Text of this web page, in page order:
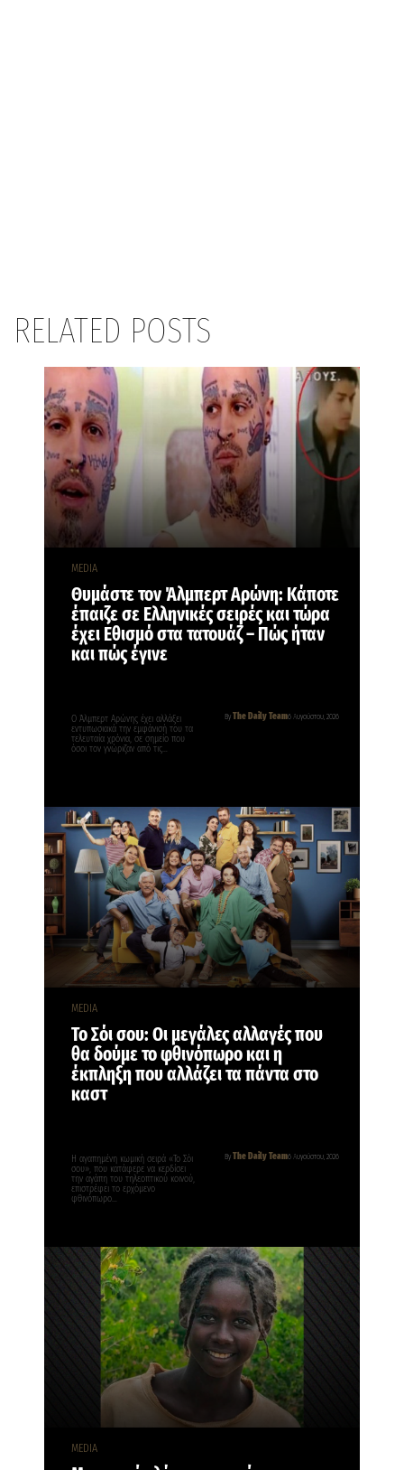
RELATED POSTS
MEDIA
Θυμάστε τον Άλμπερτ Αρώνη: Κάποτε
έπαιζε σε Ελληνικές σειρές και τώρα
έχει Εθισμό στα τατουάζ – Πώς ήταν
και πώς έγινε
By The Daily Team6 Αυγούστου, 2026
Ο Άλμπερτ Αρώνης έχει αλλάξει
εντυπωσιακά την εμφάνισή του τα
τελευταία χρόνια, σε σημείο που
όσοι τον γνώριζαν από τις…
MEDIA
Το Σόι σου: Οι μεγάλες αλλαγές που
θα δούμε το φθινόπωρο και η
έκπληξη που αλλάζει τα πάντα στο
καστ
By The Daily Team6 Αυγούστου, 2026
Η αγαπημένη κωμική σειρά «Το Σόι
σου», που κατάφερε να κερδίσει
την αγάπη του τηλεοπτικού κοινού,
επιστρέφει το ερχόμενο
φθινόπωρο…
MEDIA